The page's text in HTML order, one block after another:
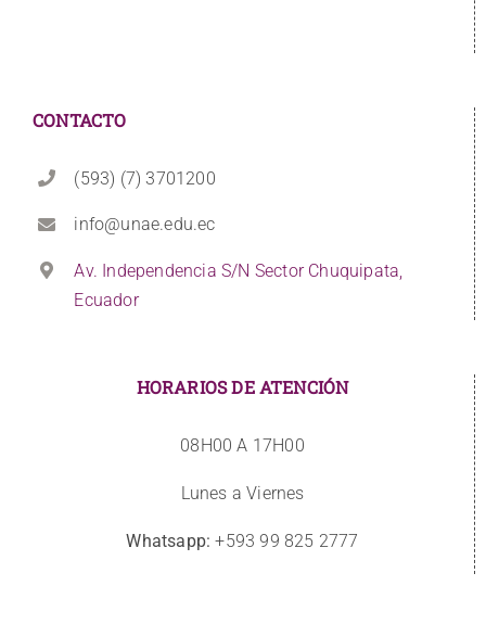
CONTACTO
(593) (7) 3701200
info@unae.edu.ec
Av. Independencia S/N Sector Chuquipata,
Ecuador
HORARIOS DE ATENCIÓN
08H00 A 17H00
Lunes a Viernes
Whatsapp: +593 99 825 2777